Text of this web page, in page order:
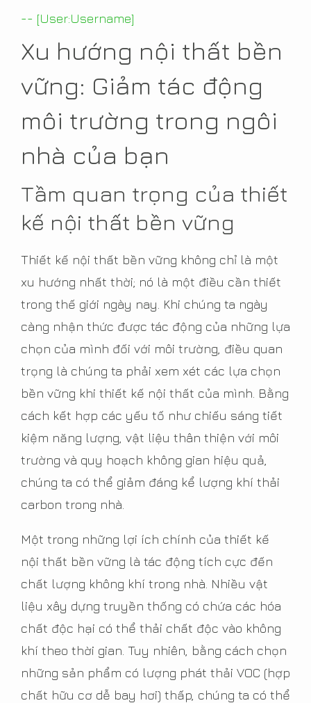
-- [User:Username]
Xu hướng nội thất bền
vững: Giảm tác động
môi trường trong ngôi
nhà của bạn
Tầm quan trọng của thiết
kế nội thất bền vững
Thiết kế nội thất bền vững không chỉ là một
xu hướng nhất thời; nó là một điều cần thiết
trong thế giới ngày nay. Khi chúng ta ngày
càng nhận thức được tác động của những lựa
chọn của mình đối với môi trường, điều quan
trọng là chúng ta phải xem xét các lựa chọn
bền vững khi thiết kế nội thất của mình. Bằng
cách kết hợp các yếu tố như chiếu sáng tiết
kiệm năng lượng, vật liệu thân thiện với môi
trường và quy hoạch không gian hiệu quả,
chúng ta có thể giảm đáng kể lượng khí thải
carbon trong nhà.
Một trong những lợi ích chính của thiết kế
nội thất bền vững là tác động tích cực đến
chất lượng không khí trong nhà. Nhiều vật
liệu xây dựng truyền thống có chứa các hóa
chất độc hại có thể thải chất độc vào không
khí theo thời gian. Tuy nhiên, bằng cách chọn
những sản phẩm có lượng phát thải VOC (hợp
chất hữu cơ dễ bay hơi) thấp, chúng ta có thể